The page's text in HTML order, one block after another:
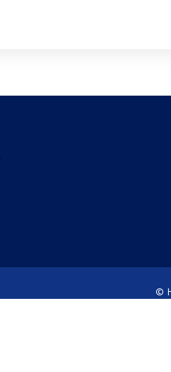
©